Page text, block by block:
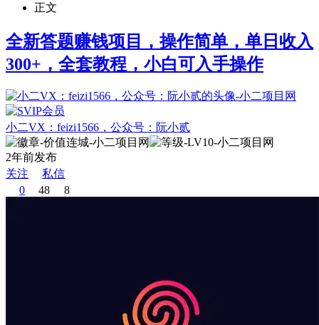
正文
全新答题赚钱项目，操作简单，单日收入
300+，全套教程，小白可入手操作
小二VX：feizi1566，公众号：阮小贰
2年前发布
关注
私信
0
48 8